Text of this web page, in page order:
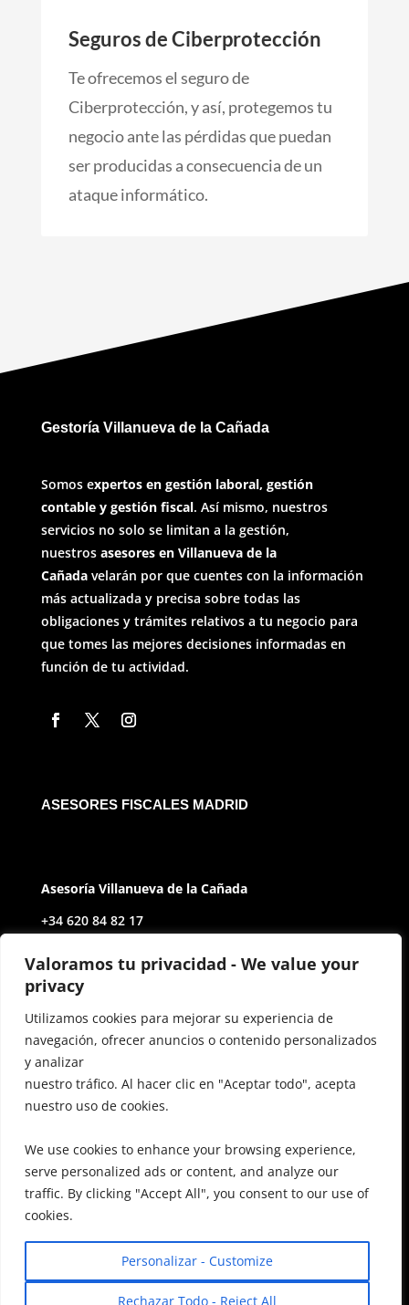
Valoramos tu privacidad - We value your
privacy
Utilizamos cookies para mejorar su experiencia de
navegación, ofrecer anuncios o contenido personalizados
y analizar
nuestro tráfico. Al hacer clic en "Aceptar todo", acepta
nuestro uso de cookies.
We use cookies to enhance your browsing experience,
serve personalized ads or content, and analyze our
traffic. By clicking "Accept All", you consent to our use of
cookies.
Personalizar - Customize
Rechazar Todo - Reject All
Seguros de Ciberprotección
Te ofrecemos el seguro de
Ciberprotección, y así, protegemos tu
negocio ante las pérdidas que puedan
ser producidas a consecuencia de un
ataque informático.
Gestoría Villanueva de la Cañada
Somos expertos en gestión laboral, gestión
contable y gestión fiscal. Así mismo, nuestros
servicios no solo se limitan a la gestión,
nuestros asesores en Villanueva de la
Cañadavelarán por que cuentes con la información
más actualizada y precisa sobre todas las
obligaciones y trámites relativos a tu negocio para
que tomes las mejores decisiones informadas en
función de tu actividad.
ASESORES FISCALES MADRID
Asesoría Villanueva de la Cañada
+34 620 84 82 17
28691 Villanueva de la Cañada Madrid
Contact
miguelsd@auctoritasgestoria.com
inesferi@auctoritasgestoria.com
FAQ
Terms & Conditions
Diseño Web Posicionamiento SEO